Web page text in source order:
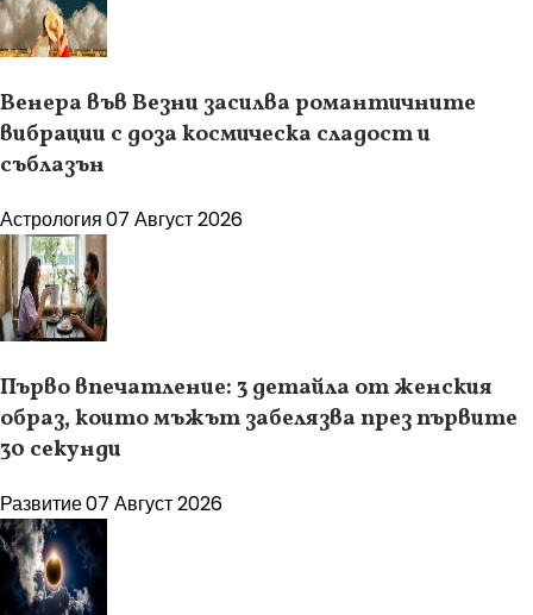
Венера във Везни засилва романтичните
вибрации с доза космическа сладост и
съблазън
Астрология07 Август 2026
Първо впечатление: 3 детайла от женския
образ, които мъжът забелязва през първите
30 секунди
Развитие07 Август 2026